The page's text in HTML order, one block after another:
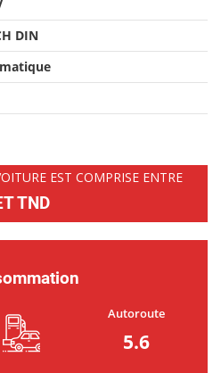
DIN
EST COMPRISE ENTRE
TND
Autoroute
5.6